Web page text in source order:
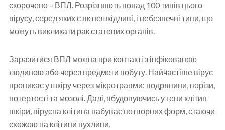
скорочено – ВПЛ. Розрізняють понад 100 типів цього
вірусу, серед яких є як нешкідливі, і небезпечні типи, що
можуть викликати рак статевих органів.
Заразитися ВПЛ можна при контакті з інфікованою
людиною або через предмети побуту. Найчастіше вірус
проникає у шкіру через мікротравми: подряпини, порізи,
потертості та мозолі. Далі, вбудовуючись у гени клітин
шкіри, вірусна клітина набуває потворних форм, стаючи
схожою на клітини пухлини.